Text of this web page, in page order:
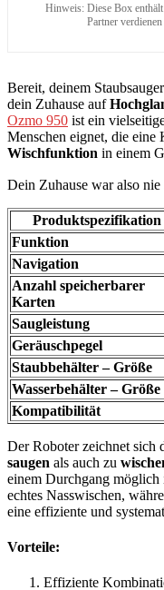
Hinweis: Diese Box
Partner
Bereit, deinem
dein Zuhause auf
Ozmo 950 ist ein
Menschen eignet, die eine
Wischfunktion in einem
Dein Zuhause war also
Produktspezifikation
Funktion
Navigation
Anzahl speicherbarer
Karten
Saugleistung
Geräuschpegel
Staubbehälter – Größe
Wasserbehälter – Größe
Kompatibilität
Der Roboter zeichnet sich
saugen als auch zu
einem Durchgang möglich
echtes Nasswischen,
eine effiziente und
Vorteile:
Effiziente